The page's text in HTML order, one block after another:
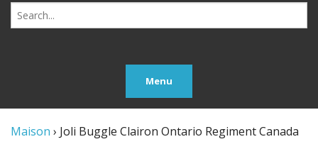
Search
for:
Menu
Maison › Joli Buggle Clairon Ontario Regiment Canada